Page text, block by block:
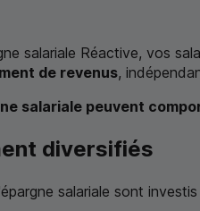
salariale Réactive, vos
de revenus,
salariale peuvent
diversifiés
salariale sont